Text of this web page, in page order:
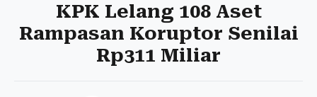
KPK Lelang 108 Aset
Rampasan Koruptor Senilai
Rp311 Miliar